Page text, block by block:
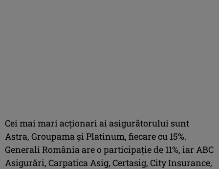
Cei mai mari acţionari ai asigurătorului sunt
Astra, Groupama şi Platinum, fiecare cu 15%.
Generali România are o participaţie de 11%, iar ABC
Asigurări, Carpatica Asig, Certasig, City Insurance,